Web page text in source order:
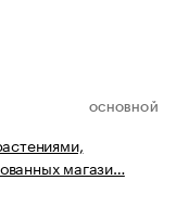
ОСНОВНОЙ
магази…